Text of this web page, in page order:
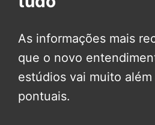
As informações mais
que o novo
estúdios vai muito
pontuais.